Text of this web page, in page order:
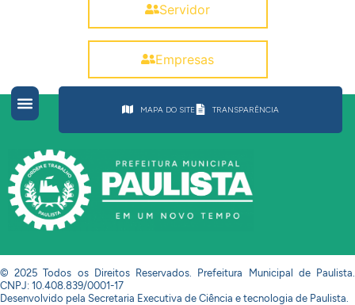
Servidor
Empresas
MAPA DO SITE TRANSPARÊNCIA
© 2025 Todos os Direitos Reservados. Prefeitura Municipal de Paulista.
CNPJ: 10.408.839/0001-17
Desenvolvido pela Secretaria Executiva de Ciência e tecnologia de Paulista.